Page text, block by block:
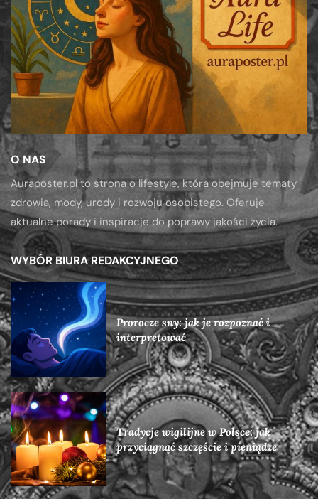
O NAS
Auraposter.pl to strona o lifestyle, która obejmuje tematy
zdrowia, mody, urody i rozwoju osobistego. Oferuje
aktualne porady i inspiracje do poprawy jakości życia.
WYBÓR BIURA REDAKCYJNEGO
Prorocze sny: jak je rozpoznać i
interpretować
Tradycje wigilijne w Polsce: jak
przyciągnąć szczęście i pieniądze